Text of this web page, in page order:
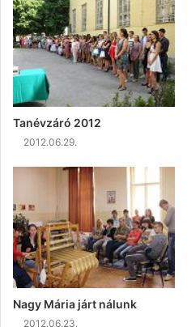
Tanévzáró 2012
2012.06.29.
Nagy Mária járt nálunk
2012.06.23.